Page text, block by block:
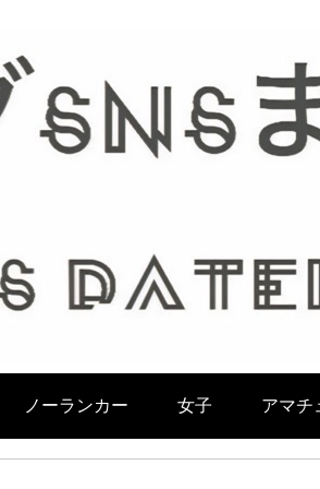
ノーランカー 女子 アマチ